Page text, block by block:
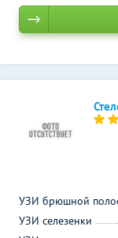
УЗИ брюшной
УЗИ селезенки